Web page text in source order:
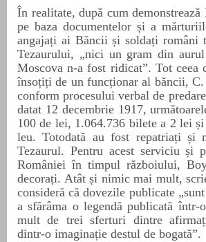
În realitate, după cum
pe baza documentelor și a
angajați ai Băncii și soldați români
Tezaurului, „nici un gram din
Moscova n-a fost ridicat”. Tot ceea
însoțiți de un funcționar al băncii, C.
conform procesului verbal de
datat 12 decembrie 1917,
100 de lei, 1.064.736 bilete a 2 lei
leu. Totodată au fost repatriați și
Tezaurul. Pentru acest serviciuși
României în timpul războiului,
decorați. Atât și nimic mai mult,
consideră că dovezile publicate
a sfărâma o legendă publicată într-
mult de trei sferturi dintre
dintr-o imaginație destul de bogată”.